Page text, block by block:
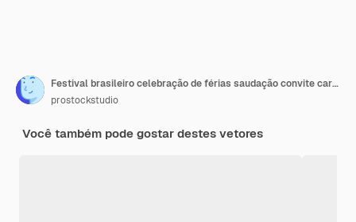
Festival brasileiro celebração de férias saudação convite cartão postal cultura e tradição carnaval conceito de festa
prostockstudio
Você também pode gostar destes vetores